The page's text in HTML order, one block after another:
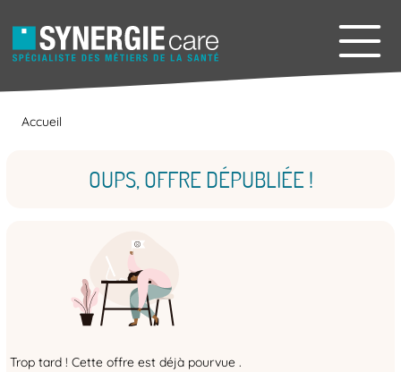
Accueil
OUPS, OFFRE DÉPUBLIÉE !
Trop tard ! Cette offre est déjà pourvue .